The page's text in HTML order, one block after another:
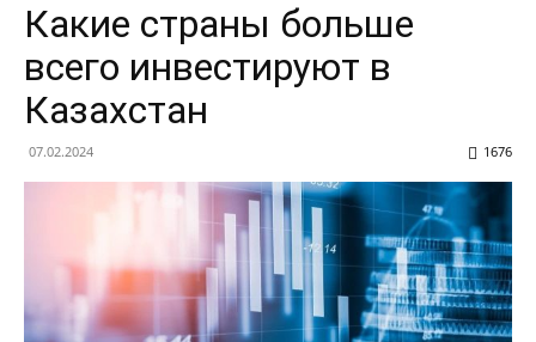
Какие страны больше
всего инвестируют в
Казахстан
07.02.2024 1676